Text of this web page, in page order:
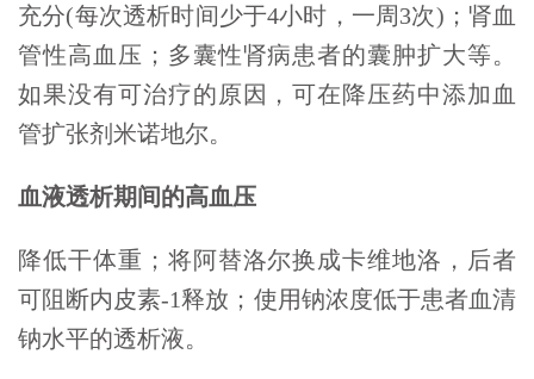
充分(每次透析时间少于4小时，一周3次)；肾血
管性高血压；多囊性肾病患者的囊肿扩大等。
如果没有可治疗的原因，可在降压药中添加血
管扩张剂米诺地尔。
血液透析期间的高血压
降低干体重；将阿替洛尔换成卡维地洛，后者
可阻断内皮素-1释放；使用钠浓度低于患者血清
钠水平的透析液。